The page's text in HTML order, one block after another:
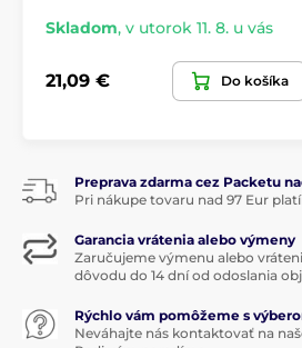
Skladom, v utorok 11. 8. u vás
21,09 € Do košíka
Preprava zdarma cez Packetu
Pri nákupe tovaru nad 97 Eur
Garancia vrátenia alebo výmeny
Zaručujeme výmenu alebo
dôvodu do 14 dní od odoslania
Rýchlo vám pomôžeme s
Neváhajte nás kontaktovať na